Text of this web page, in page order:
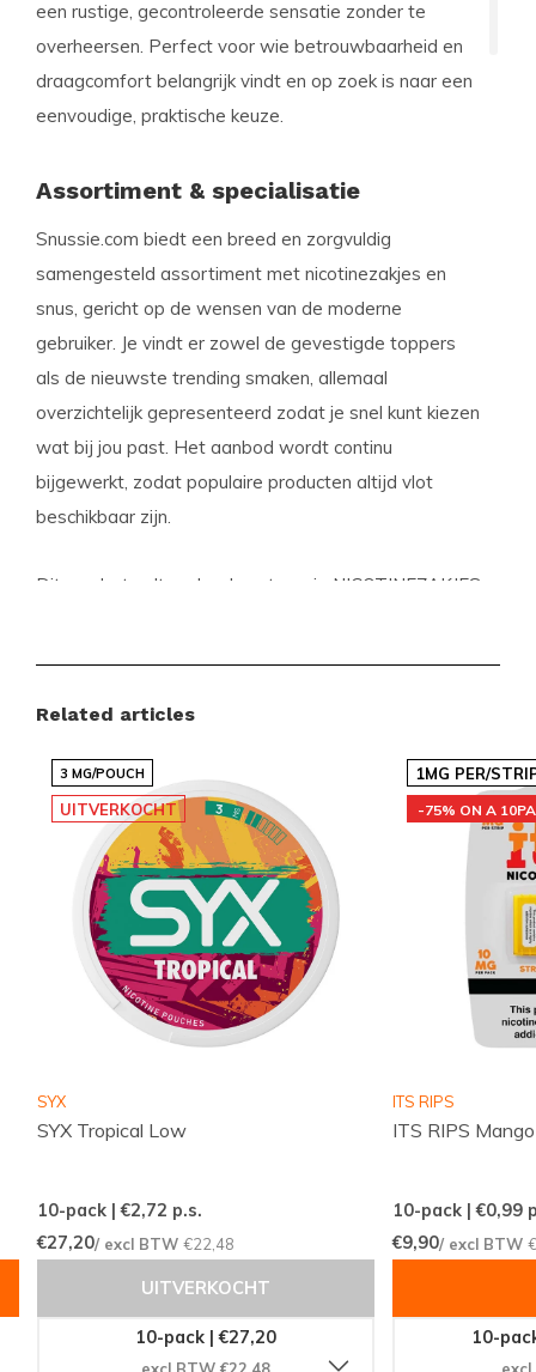
een rustige, gecontroleerde sensatie zonder te
overheersen. Perfect voor wie betrouwbaarheid en
draagcomfort belangrijk vindt en op zoek is naar een
eenvoudige, praktische keuze.
Assortiment & specialisatie
Snussie.com biedt een breed en zorgvuldig
samengesteld assortiment met nicotinezakjes en
snus, gericht op de wensen van de moderne
gebruiker. Je vindt er zowel de gevestigde toppers
als de nieuwste trending smaken, allemaal
overzichtelijk gepresenteerd zodat je snel kunt kiezen
wat bij jou past. Het aanbod wordt continu
bijgewerkt, zodat populaire producten altijd vlot
beschikbaar zijn.
Dit product valt onder de categorie NICOTINEZAKJES
discreet en comfortabel aan, ideaal voor onderweg
of korte momenten van concentratie.
Voordelen voor klanten
Snelle en betrouwbare internationale leveringen
Een scherp geprijsd assortiment met populaire
merken
Regelmatig nieuwe smaken en varianten
beschikbaar
Eenvoudig en snel bestellen via een
Een klantenservice die altijd voor je klaarstaat
duidelijke communicatie en hoge bereikbaarheid,
zodat je altijd weet waar je aan toe bent. Dankzij
consistente leveringen en een professioneel
samengesteld aanbod wordt snus en nicotinezakjes
bestellen niet alleen makkelijk, maar ook prettig en
Related articles
3 MG/POUCH
UITVERKOCHT
SYX
SYX Tropical Low
10-pack | €2,72 p.s.
€27,20/ excl BTW €22,48
UITVERKOCHT
10-pack | €27,20
excl BTW €22,48
1MG PER/
-75% ON A
ITS RIPS
ITS RIPS Mango
10-pack | €0,99
€9,90/ excl BTW
10-
excl